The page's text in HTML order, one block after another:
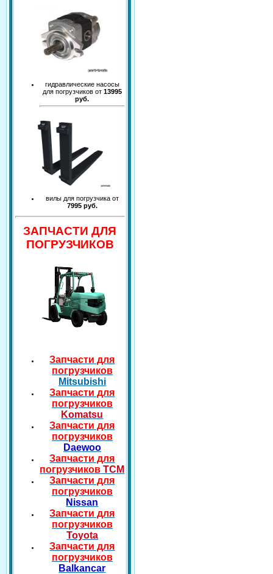
гидравлические насосы
для погрузчиков от 13995
руб.
вилы для погрузчика от
7995 руб.
ЗАПЧАСТИ ДЛЯ
ПОГРУЗЧИКОВ
Запчасти для
погрузчиков
Mitsubishi
Запчасти для
погрузчиков
Komatsu
Запчасти для
погрузчиков
Daewoo
Запчасти для
погрузчиков TCM
Запчасти для
погрузчиков
Nissan
Запчасти для
погрузчиков
Toyota
Запчасти для
погрузчиков
Balkancar